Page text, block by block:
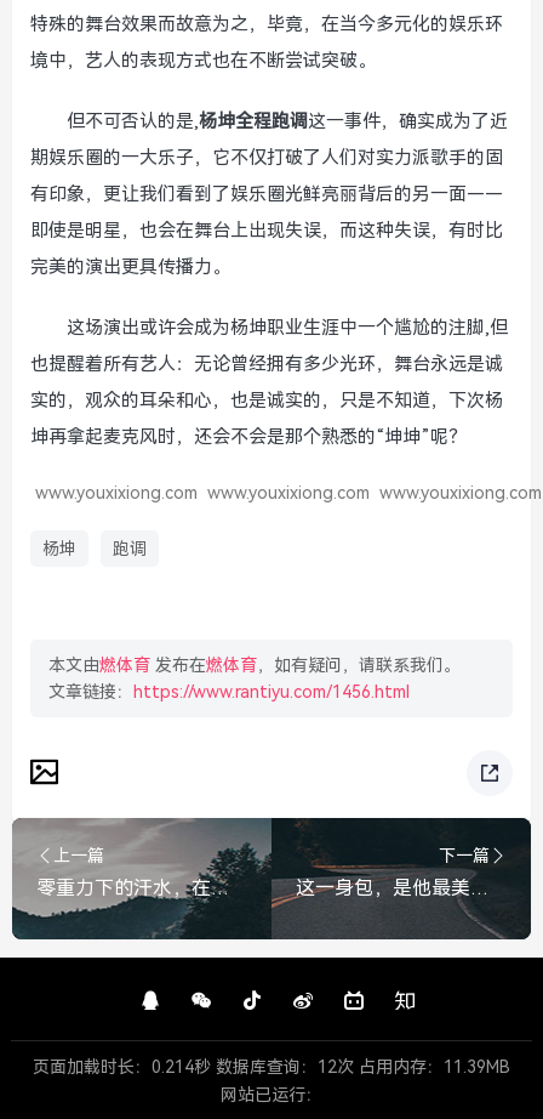
特殊的舞台效果而故意为之，毕竟，在当今多元化的娱乐环
境中，艺人的表现方式也在不断尝试突破。
但不可否认的是,杨坤全程跑调这一事件，确实成为了近
期娱乐圈的一大乐子，它不仅打破了人们对实力派歌手的固
有印象，更让我们看到了娱乐圈光鲜亮丽背后的另一面——
即使是明星，也会在舞台上出现失误，而这种失误，有时比
完美的演出更具传播力。
这场演出或许会成为杨坤职业生涯中一个尴尬的注脚,但
也提醒着所有艺人：无论曾经拥有多少光环，舞台永远是诚
实的，观众的耳朵和心，也是诚实的，只是不知道，下次杨
坤再拿起麦克风时，还会不会是那个熟悉的“坤坤”呢？
www.youxixiong.com www.youxixiong.com www.youxixiong.com
杨坤 跑调
本文由燃体育 发布在燃体育，如有疑问，请联系我们。
文章链接：
https://www.rantiyu.com/1456.html
上一篇
零重力下的汗水，在太空健身是一种怎样的体验？零重力下的汗水，太空健身的独特体验
下一篇
这一身包，是他最美的勋章，这一身包，是他最美的勋章
页面加载时长：0.214秒 数据库查询：12次 占用内存：11.39MB
网站已运行：